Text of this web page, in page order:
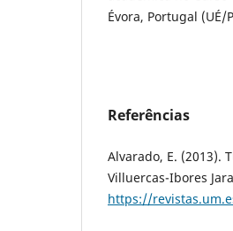
Évora, Portugal (UÉ/
Referências
Alvarado, E. (2013).
Villuercas-Ibores
https://